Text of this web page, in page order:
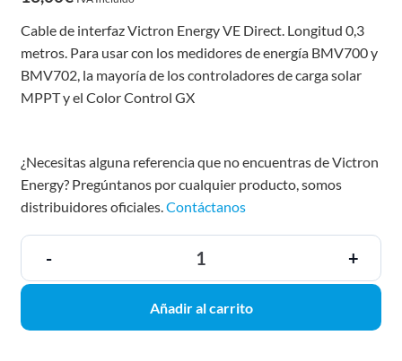
Cable de interfaz Victron Energy VE Direct. Longitud 0,3
metros. Para usar con los medidores de energía BMV700 y
BMV702, la mayoría de los controladores de carga solar
MPPT y el Color Control GX
¿Necesitas alguna referencia que no encuentras de Victron
Energy? Pregúntanos por cualquier producto, somos
distribuidores oficiales.Contáctanos
- +
Añadir al carrito